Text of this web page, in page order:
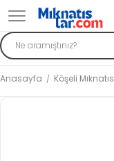
Anasayfa Köşeli Mıknatıs